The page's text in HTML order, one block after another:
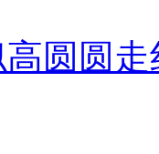
圆圆走